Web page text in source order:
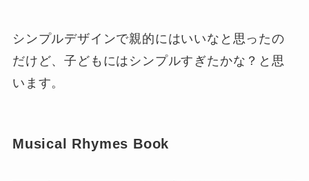
シンプルデザインで親的にはいいなと思ったの
だけど、子どもにはシンプルすぎたかな？と思
います。
Musical Rhymes Book